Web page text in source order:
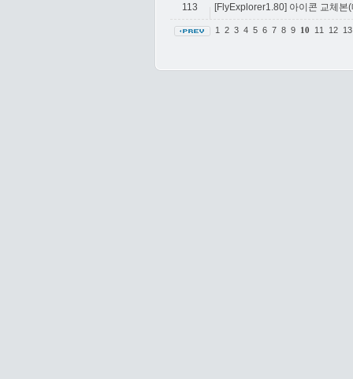
113 [FlyExplorer1.80] 아이콘 교체본
1 2 3 4 5 6 7 8 9 10 11 12